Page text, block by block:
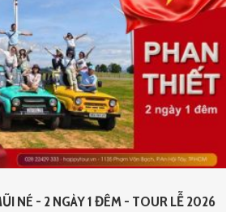
NÉ - 2 NGÀY 1 ĐÊM - TOUR LỄ 2026